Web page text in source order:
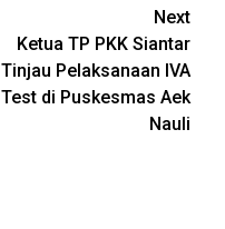
Next
Ketua TP PKK Siantar
Tinjau Pelaksanaan IVA
Test di Puskesmas Aek
Nauli